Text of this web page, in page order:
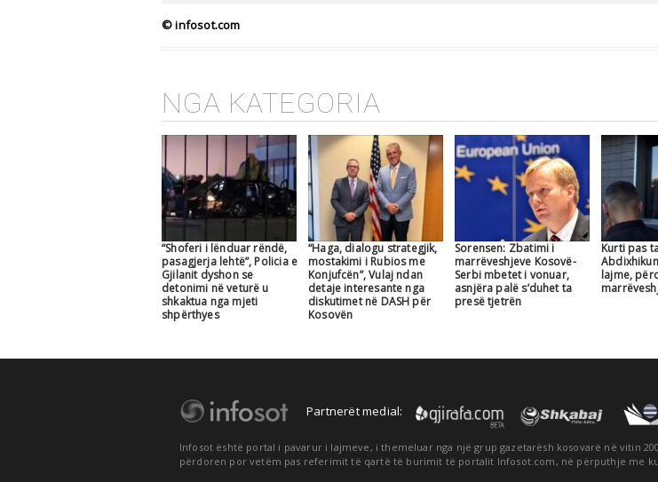
© infosot.com
NGA KATEGORIA
“Shoferi i lënduar rëndë,
pasagjerja lehtë”, Policia e
Gjilanit dyshon se
detonimi në veturë u
shkaktua nga mjeti
shpërthyes
“Haga, dialogu strategjik,
mostakimi i Rubios me
Konjufcën”, Vulaj ndan
detaje interesante nga
diskutimet në DASH për
Kosovën
Sorensen: Zbatimi i
marrëveshjeve Kosovë-
Serbi mbetet i vonuar,
asnjëra palë s’duhet ta
presë tjetrën
Kurti pas
lajme,
Partnerët medial:
Infosot është portal i pavarur i lajmeve, i themeluar nga një grup gazetarësh kosovarë në vitin
përdoren por vetëm pas referimit të qartë të burimit të portalit Infosot.com, në përputhje me